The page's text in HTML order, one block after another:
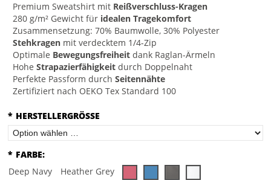
Premium Sweatshirt mit Reißverschluss-Kragen
280 g/m² Gewicht für idealen Tragekomfort
Zusammensetzung: 70% Baumwolle, 30% Polyester
Stehkragen mit verdecktem 1/4-Zip
Optimale Bewegungsfreiheit dank Raglan-Ärmeln
HoheStrapazierfähigkeit durch Doppelnaht
Perfekte Passform durchSeitennähte
Zertifiziert nach OEKO Tex Standard 100
* HERSTELLERGRÖSSE
* FARBE:
Deep Navy
Heather Grey